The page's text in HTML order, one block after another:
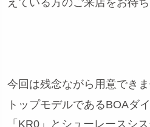
今回は残念ながら用意できま
トップモデルであるBOAダ
「KR0」とシューレースシ